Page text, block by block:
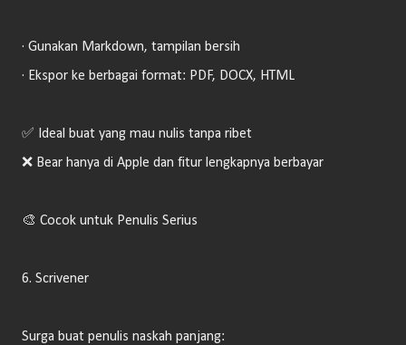
· Gunakan Markdown, tampilan bersih
· Ekspor ke berbagai format: PDF, DOCX, HTML
✅ Ideal buat yang mau nulis tanpa ribet
❌ Bear hanya di Apple dan fitur lengkapnya berbayar
🎨 Cocok untuk Penulis Serius
6. Scrivener
Surga buat penulis naskah panjang: